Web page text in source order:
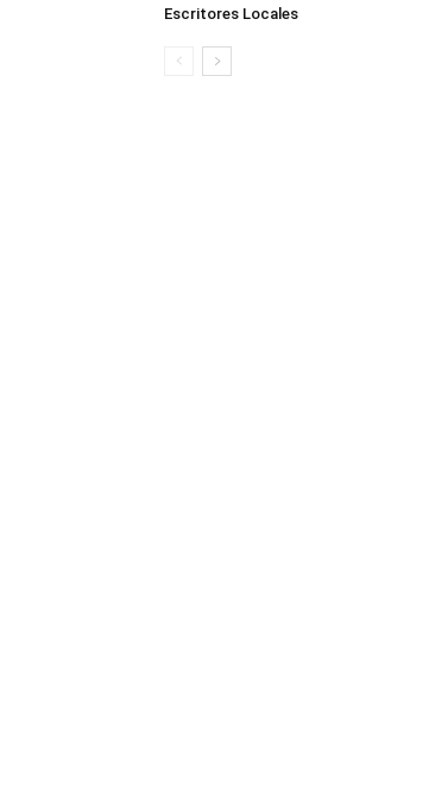
Escritores Locales